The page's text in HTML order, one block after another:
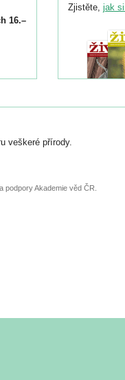
16.–
Zjistěte, jak
veškeré přírody.
podpory Akademie věd ČR.